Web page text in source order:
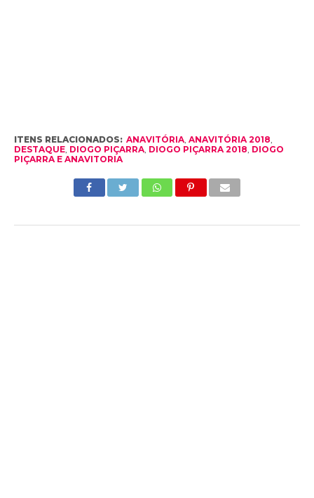
ITENS RELACIONADOS: ANAVITÓRIA, ANAVITÓRIA 2018,
DESTAQUE, DIOGO PIÇARRA, DIOGO PIÇARRA 2018, DIOGO
PIÇARRA E ANAVITORIA